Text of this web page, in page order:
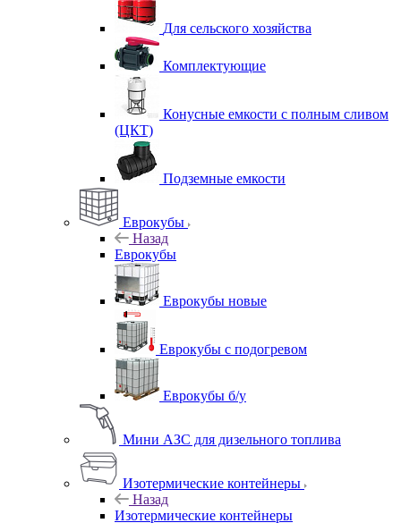
Для сельского хозяйства
Комплектующие
Конусные емкости с полным сливом
(ЦКТ)
Подземные емкости
Еврокубы
Назад
Еврокубы
Еврокубы новые
Еврокубы с подогревом
Еврокубы б/у
Мини АЗС для дизельного топлива
Изотермические контейнеры
Назад
Изотермические контейнеры